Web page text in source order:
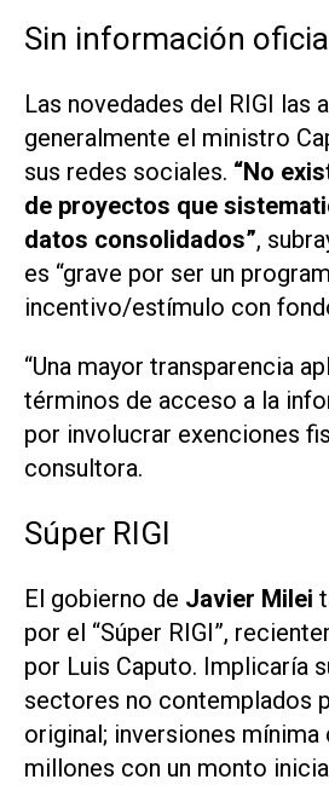
Sin información
Las novedades del RIGI las
generalmente el ministro
sus redes sociales. “No
de proyectos que
datos consolidados”,
es “grave por ser un
incentivo/estímulo con
“Una mayor transparencia
términos de acceso a la
por involucrar exenciones
consultora.
Súper RIGI
El gobierno de Javier Milei
por el “Súper RIGI”,
por Luis Caputo. Implicaría
sectores no contemplados
original; inversiones mínima
millones con un monto